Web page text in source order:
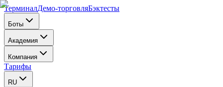
ТерминалДемо-торговляБэктесты
Боты
Академия
Компания
Тарифы
RU